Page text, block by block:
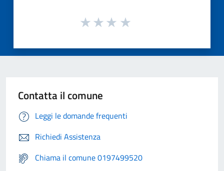
Contatta il comune
Leggi le domande frequenti
Richiedi Assistenza
Chiama il comune 0197499520